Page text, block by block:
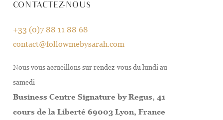
CONTACTEZ-NOUS
+33 (0)7 88 11 88 68
contact@followmebysarah.com
Nous vous accueillons sur rendez-vous du lundi au
samedi
Business Centre Signature by Regus, 41
cours de la Liberté 69003 Lyon, France